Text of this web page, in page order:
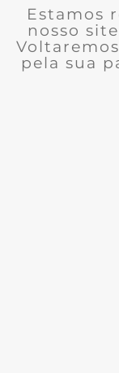
Estamos
nosso
pela sua